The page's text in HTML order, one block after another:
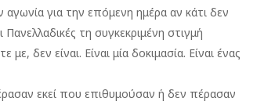
για την επόμενη ημέρα αν κάτι δεν
τη συγκεκριμένη στιγμή
δεν είναι. Είναι μία δοκιμασία. Είναι ένας
εκεί που επιθυμούσαν ή δεν πέρασαν